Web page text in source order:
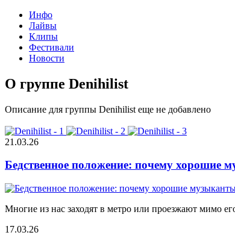
Инфо
Лайвы
Клипы
Фестивали
Новости
О группе Denihilist
Описание для группы Denihilist еще не добавлено
21.03.26
Бедственное положение: почему хорошие
Многие из нас заходят в метро или проезжают мимо
17.03.26